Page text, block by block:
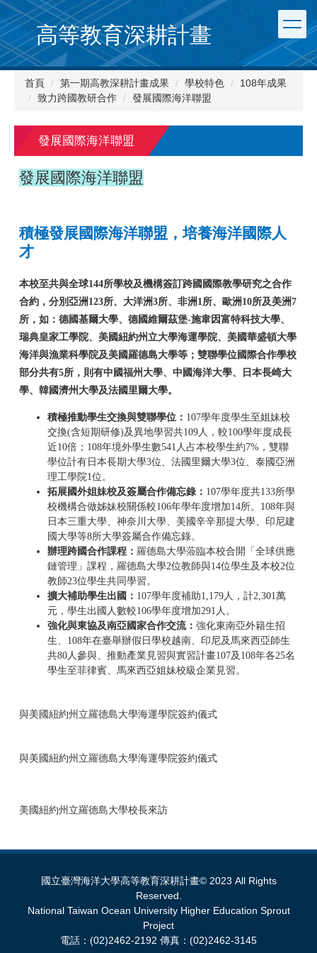
跳
到
主
要
內
高等教育深耕計畫
首頁 第一期高教深耕計畫成果 學校特色
108年成果
致力跨國教研合作
發展國際海洋聯盟
發展國際海洋聯盟
發展國際海洋聯盟
積極發展國際海洋聯盟，培養海洋國際人
才
本校至共與全球144所學校及機構簽訂跨國國際教學研究之合作
合約，分別亞洲123所、大洋洲3所、非洲1所、歐洲10所及美洲7
所，如：德國基爾大學、德國維爾茲堡-施韋因富特科技大學、
瑞典皇家工學院、美國紐約州立大學海運學院、美國華盛頓大學
海洋與漁業科學院及美國羅德島大學等；雙聯學位國際合作學校
部分共有5所，則有中國福州大學、中國海洋大學、日本長崎大
學、韓國濟州大學及法國里爾大學。
積極推動學生交換與雙聯學位： 107學年度學生至姐妹校
交換(含短期研修)及異地學習共109人，較100學年度成長
近10倍；108年境外學生數541人占本校學生約7%，雙聯
學位計有日本長期大學3位、法國里爾大學3位、泰國亞洲
理工學院1位。
拓展國外姐妹校及簽屬合作備忘錄： 107學年度共133所學
校機構合做姊妹校關係較106年學年度增加14所。108年與
日本三重大學、神奈川大學、美國辛辛那提大學、印尼建
國大學等8所大學簽屬合作備忘錄。
辦理跨國合作課程： 羅德島大學蒞臨本校合開「全球供應
鏈管理」課程，羅德島大學2位教師與14位學生及本校2位
教師23位學生共同學習。
擴大補助學生出國： 107學年度補助1,179人，計2,301萬
元，學生出國人數較106學年度增加291人。
強化與東協及南亞國家合作交流： 強化東南亞外籍生招
生、108年在臺舉辦假日學校越南、印尼及馬來西亞師生
共80人參與、推動產業見習與實習計畫107及108年各25名
學生至菲律賓、馬來西亞姐妹校級企業見習。
與美國紐約州立羅德島大學海運學院簽約儀式
與美國紐約州立羅德島大學海運學院簽約儀式
美國紐約州立羅德島大學校長來訪
國立臺灣海洋大學高等教育深耕計畫© 2023 All Rights
Reserved.
National Taiwan Ocean University Higher Education Sprout
Project
電話：(02)2462-2192 傳真：(02)2462-3145